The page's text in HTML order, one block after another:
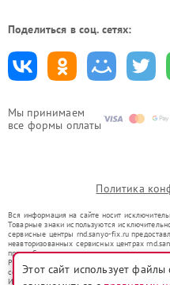
Мы принимаем
все формы оплаты
Поделиться в соц. сетях:
Политика
Вся информация на сайте носит
Товарные знаки используются
сервисные центры rnd.sanyo-fix.ru
неавторизованных сервисных центрах
правообладателями товарных знаков или
Ремонт осуществляется для устройств, уже
со статьей 1487 ГК РФ.
Использование товарных знаков не
Этот сайт использует